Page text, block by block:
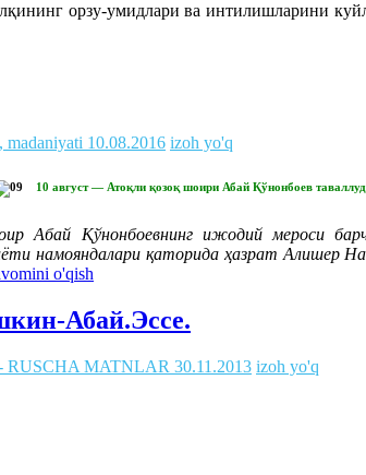
орзу-умидлари ва интилишларини
madaniyati 10.08.2016 izoh yo'q
10 август — Атоқли қозоқ шоири Абай Қўнонбоев
Абай Қўнонбоевнинг ижодий мероси
намояндалари қаторида ҳазрат Алишер
o'qish
Абай.Эссе.
MATNLAR 30.11.2013 izoh yo'q